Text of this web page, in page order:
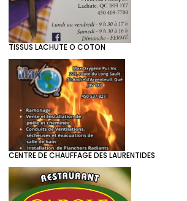
TISSUS LACHUTE O COTON
CENTRE DE CHAUFFAGE DES LAURENTIDES